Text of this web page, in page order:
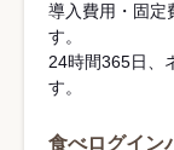
導入費用・固定
す。
24時間365日、
す。
食べログイン